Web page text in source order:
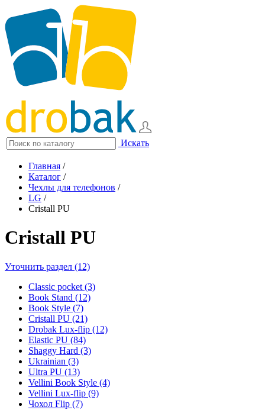
Искать
Главная /
Каталог /
Чехлы для телефонов /
LG /
Cristall PU
Cristall PU
Уточнить раздел (12)
Classic pocket (3)
Book Stand (12)
Book Style (7)
Cristall PU (21)
Drobak Lux-flip (12)
Elastic PU (84)
Shaggy Hard (3)
Ukrainian (3)
Ultra PU (13)
Vellini Book Style (4)
Vellini Lux-flip (9)
Чохол Flip (7)